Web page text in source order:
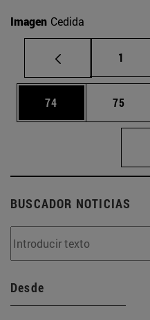
Imagen Cedida
Página
1
Página
74 Página
75
BUSCADOR NOTICIAS
Desde